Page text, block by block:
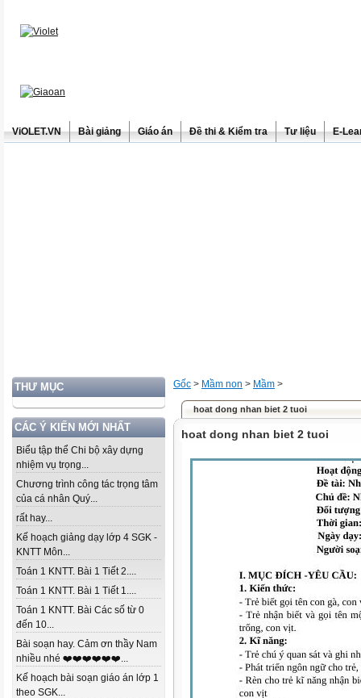
ViOLET.VN Bài giảng Giáo án Đề thi & Kiểm tra Tư liệu E-
THƯ MỤC
CÁC Ý KIẾN MỚI NHẤT
Biểu tập thể Chi bộ xây dựng
nhiệm vụ trọng...
Chương trình công tác trọng tâm
của cá nhân Quý...
rất hay...
Kế hoạch giảng dạy lớp 4 SGK -
KNTT Môn...
Toán 1 KNTT. Bài 1 Tiết 2....
Toán 1 KNTT. Bài 1 Tiết 1....
Toán 1 KNTT. Bài Các số từ 0
đến 10...
Bài soạn hay. Cảm ơn thầy Nam
nhiều nhé ❤️❤️❤️❤️❤️❤️...
Kế hoạch bài soạn giáo án lớp 1
theo SGK...
Gốc > Mầm non > Mầm >
hoat dong nhan biet 2 tuoi
hoat dong nhan biet 2 tuoi